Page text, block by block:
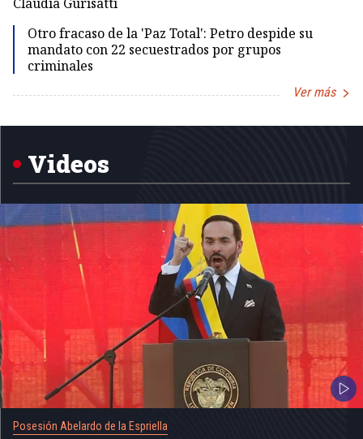
Otro fracaso de la 'Paz Total': Petro despide su
mandato con 22 secuestrados por grupos
criminales
Ver más
Videos
Posesión Abelardo de la Espriella